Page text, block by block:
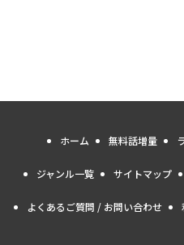
ホーム 無料話増量
ジャンル一覧 サイトマップ
よくあるご質問 / お問い合わせ